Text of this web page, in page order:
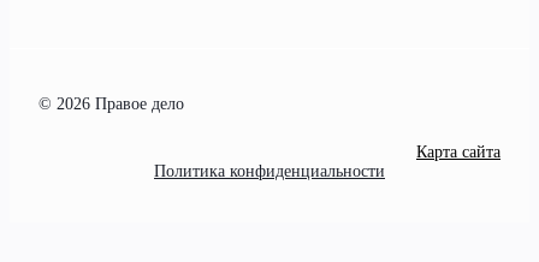
© 2026 Правое дело
Карта сайта
Политика конфиденциальности